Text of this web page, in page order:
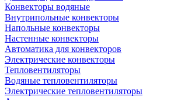
Конвекторы водяные
Внутрипольные конвекторы
Напольные конвекторы
Настенные конвекторы
Автоматика для конвекторов
Электрические конвекторы
Тепловентиляторы
Водяные тепловентиляторы
Электрические тепловентиляторы